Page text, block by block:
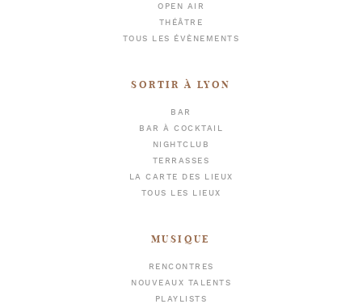
OPEN AIR
THÉÂTRE
TOUS LES ÉVÈNEMENTS
SORTIR À LYON
BAR
BAR À COCKTAIL
NIGHTCLUB
TERRASSES
LA CARTE DES LIEUX
TOUS LES LIEUX
MUSIQUE
RENCONTRES
NOUVEAUX TALENTS
PLAYLISTS